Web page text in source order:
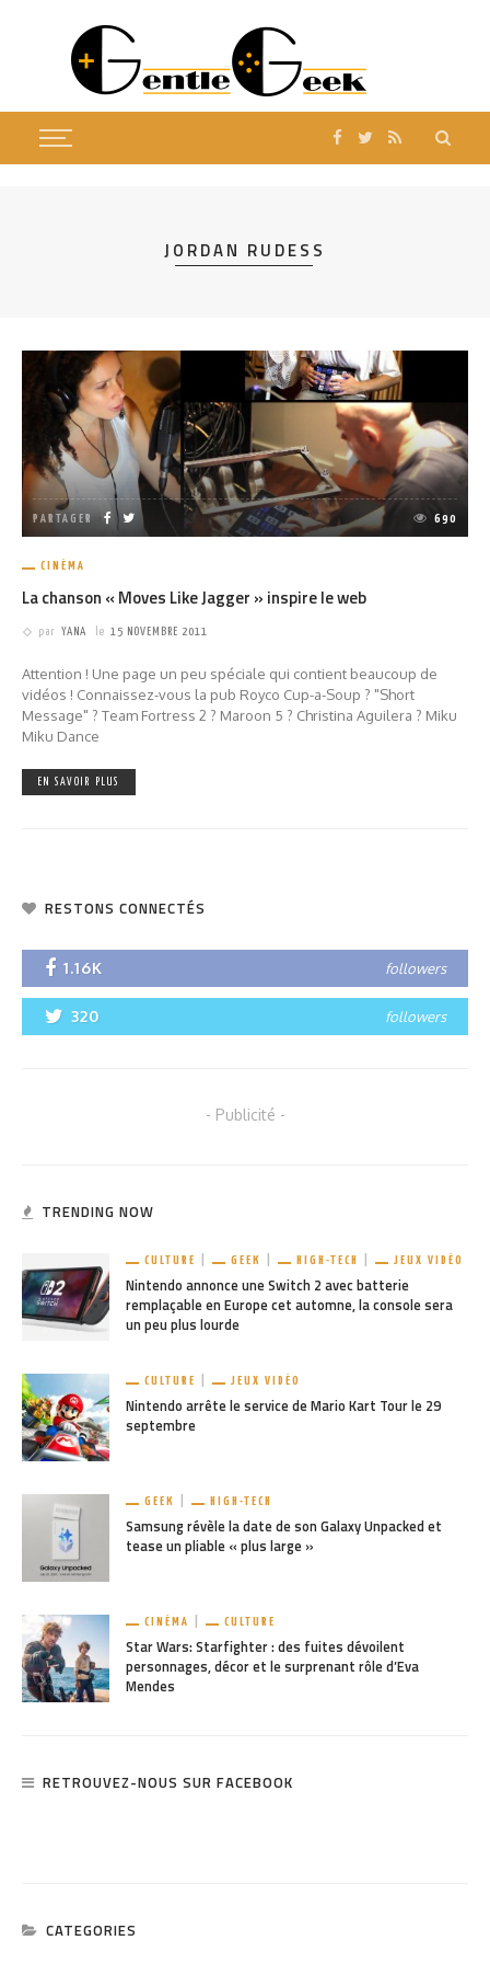
JORDAN RUDESS
PARTAGER 690
CINÉMA
La chanson « Moves Like Jagger » inspire le web
par YANA le 15 NOVEMBRE 2011
Attention ! Une page un peu spéciale qui contient beaucoup de
vidéos ! Connaissez-vous la pub Royco Cup-a-Soup ? "Short
Message" ? Team Fortress 2 ? Maroon 5 ? Christina Aguilera ? Miku
Miku Dance
EN SAVOIR PLUS
RESTONS CONNECTÉS
1.16K followers
320 followers
- Publicité -
TRENDING NOW
CULTURE GEEK HIGH-TECH JEUX VIDÉO
Nintendo annonce une Switch 2 avec batterie
remplaçable en Europe cet automne, la console sera
un peu plus lourde
CULTURE JEUX VIDÉO
Nintendo arrête le service de Mario Kart Tour le 29
septembre
GEEK HIGH-TECH
Samsung révèle la date de son Galaxy Unpacked et
tease un pliable « plus large »
CINÉMA CULTURE
Star Wars: Starfighter : des fuites dévoilent
personnages, décor et le surprenant rôle d’Eva
Mendes
RETROUVEZ-NOUS SUR FACEBOOK
CATEGORIES